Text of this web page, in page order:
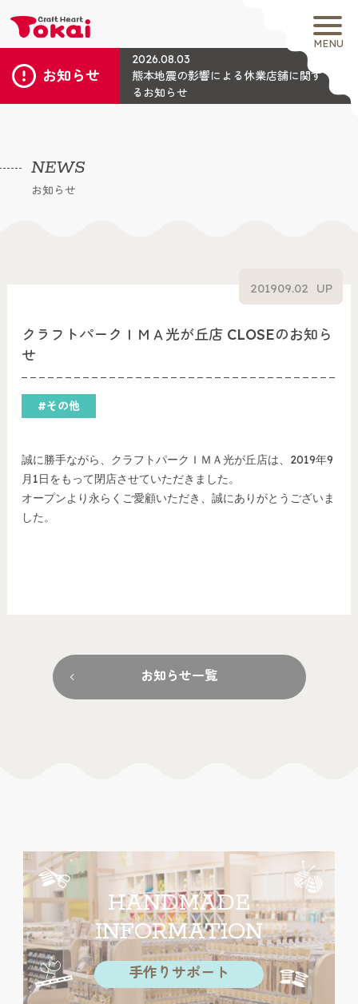
MENU
お知らせ
2026.08.03
熊本地震の影響による休業店舗に関す
るお知らせ
NEWS
お知らせ
クラフトパークＩＭＡ光が丘店 CLOSEのお知ら
せ
#その他
201909.02 UP
誠に勝手ながら、クラフトパークＩＭＡ光が丘店は、2019年9
月1日をもって閉店させていただきました。
オープンより永らくご愛顧いただき、誠にありがとうございま
した。
お知らせ一覧
HANDMADE
INFORMATION
手作りサポート